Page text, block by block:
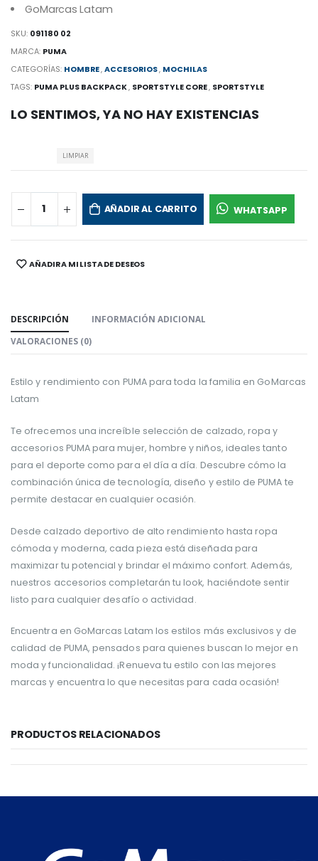
GoMarcas Latam
SKU: 091180 02
MARCA: PUMA
CATEGORÍAS: HOMBRE,ACCESORIOS, MOCHILAS
TAGS: PUMA PLUS BACKPACK, SPORTSTYLE CORE, SPORTSTYLE
LO SENTIMOS, YA NO HAY EXISTENCIAS
LIMPIAR
AÑADIR AL CARRITO WHATSAPP
SHARE:AÑADIR A MI LISTA DE DESEOS
DESCRIPCIÓN
INFORMACIÓN ADICIONAL
VALORACIONES (0)
Estilo y rendimiento con PUMA para toda la familia en GoMarcas
Latam
Te ofrecemos una increíble selección de calzado, ropa y
accesorios PUMA para mujer, hombre y niños, ideales tanto
para el deporte como para el día a día. Descubre cómo la
combinación única de tecnología, diseño y estilo de PUMA te
permite destacar en cualquier ocasión.
Desde calzado deportivo de alto rendimiento hasta ropa
cómoda y moderna, cada pieza está diseñada para
maximizar tu potencial y brindar el máximo confort. Además,
nuestros accesorios completarán tu look, haciéndote sentir
listo para cualquier desafío o actividad.
Encuentra en GoMarcas Latam los estilos más exclusivos y de
calidad de PUMA, pensados para quienes buscan lo mejor en
moda y funcionalidad. ¡Renueva tu estilo con las mejores
marcas y encuentra lo que necesitas para cada ocasión!
PRODUCTOS RELACIONADOS